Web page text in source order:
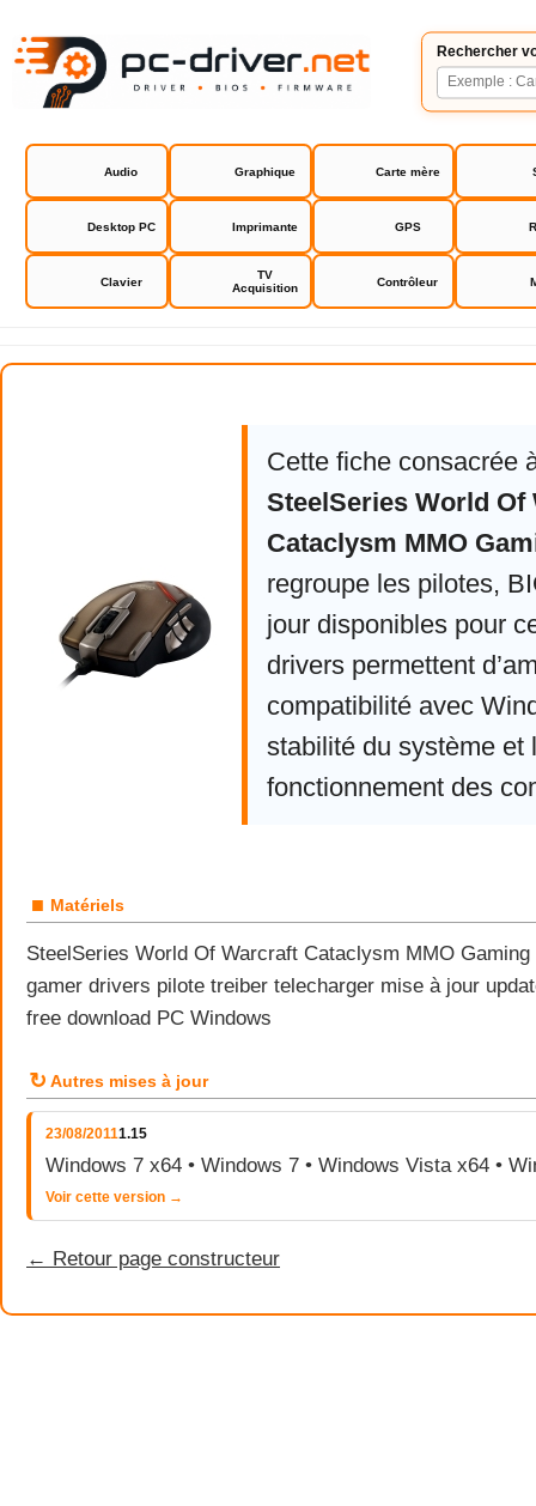
Rechercher
Audio Graphique Carte mère
Desktop PC Imprimante GPS
Clavier
TV
Acquisition
Contrôleur
Driver SteelSeries World Of
Cette fiche consacrée
SteelSeries World Of
Cataclysm MMO
regroupe les pilotes,
jour disponibles pour
drivers permettent
compatibilité avec
stabilité du système et
fonctionnement des
■ Matériels
SteelSeries World Of Warcraft Cataclysm MMO
gamer drivers pilote treiber telecharger mise à jour
free download PC Windows
↻ Autres mises à jour
23/08/20111.15
Windows 7 x64 • Windows 7 • Windows Vista x64 •
Voir cette version →
← Retour page constructeur